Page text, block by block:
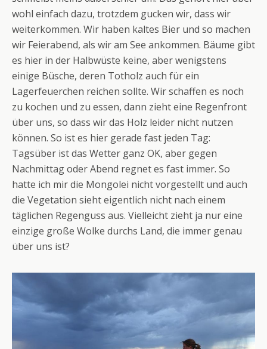
wohl einfach dazu, trotzdem gucken wir, dass wir
weiterkommen. Wir haben kaltes Bier und so machen
wir Feierabend, als wir am See ankommen. Bäume gibt
es hier in der Halbwüste keine, aber wenigstens
einige Büsche, deren Totholz auch für ein
Lagerfeuerchen reichen sollte. Wir schaffen es noch
zu kochen und zu essen, dann zieht eine Regenfront
über uns, so dass wir das Holz leider nicht nutzen
können. So ist es hier gerade fast jeden Tag:
Tagsüber ist das Wetter ganz OK, aber gegen
Nachmittag oder Abend regnet es fast immer. So
hatte ich mir die Mongolei nicht vorgestellt und auch
die Vegetation sieht eigentlich nicht nach einem
täglichen Regenguss aus. Vielleicht zieht ja nur eine
einzige große Wolke durchs Land, die immer genau
über uns ist?